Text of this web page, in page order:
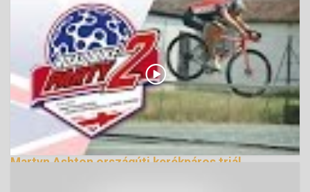
170575 Nézetek
Martyn Ashton országúti kerékpáros triál